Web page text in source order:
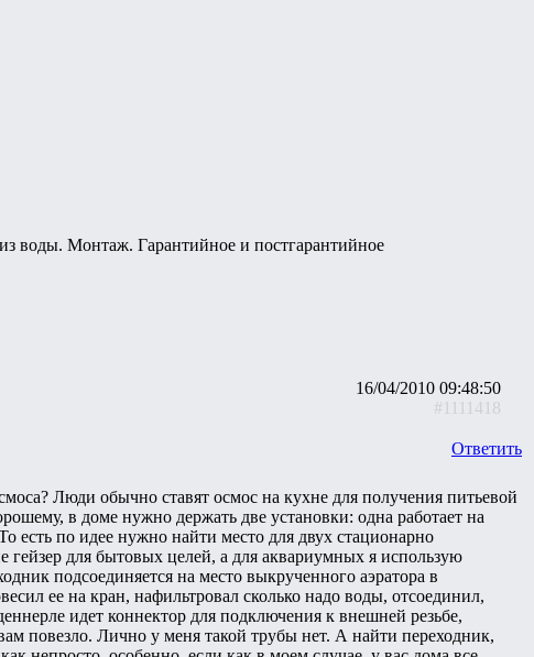
воды. Монтаж. Гарантийное и постгарантийное
16/04/2010 09:48:50
#1111418
Ответить
Люди обычно ставят осмос на кухне для получения питьевой
в доме нужно держать две установки: одна работает на
есть по идее нужно найти место для двух стационарно
для бытовых целей, а для аквариумных я использую
подсоединяется на место выкрученного аэратора в
ее на кран, нафильтровал сколько надо воды, отсоединил,
идет коннектор для подключения к внешней резьбе,
повезло. Лично у меня такой трубы нет. А найти переходник,